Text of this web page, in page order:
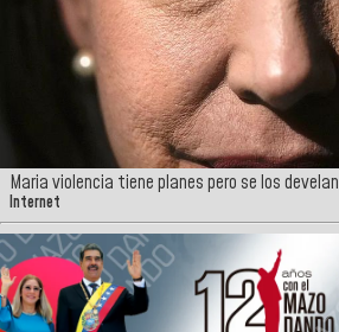
Maria violencia tiene planes pero se los develan
Internet